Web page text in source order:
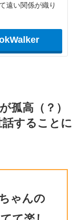
い関係が織り
孤高（？）
することに
ゃんの